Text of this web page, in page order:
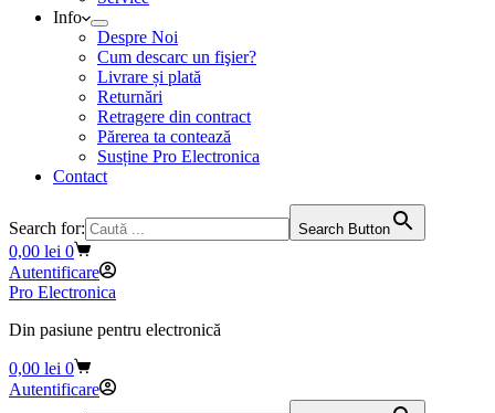
Info
Despre Noi
Cum descarc un fişier?
Livrare și plată
Returnări
Retragere din contract
Părerea ta contează
Susține Pro Electronica
Contact
Search for: Search Button
Coș
de
cumpărături
0,00 lei 0
Autentificare
Pro Electronica
Din pasiune pentru electronică
Coș
de
0,00 lei 0
Autentificare